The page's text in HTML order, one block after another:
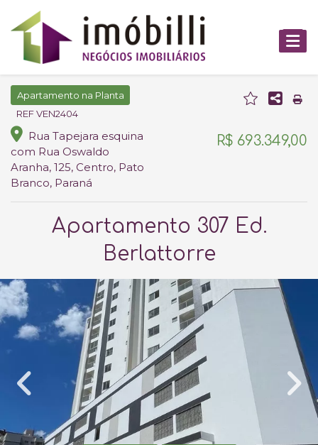
Apartamento na Planta
REF VEN2404
Rua Tapejara esquina
com Rua Oswaldo
Aranha, 125, Centro, Pato
Branco, Paraná
R$ 693.349,00
Apartamento 307 Ed.
Berlattorre